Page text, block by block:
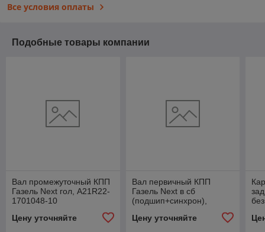
Все условия оплаты
Подобные товары компании
Вал промежуточный КПП
Газель Next гол, А21R22-
1701048-10
Цену уточняйте
Вал первичный КПП
Газель Next в сб
(подшип+синхрон),
Цену уточняйте